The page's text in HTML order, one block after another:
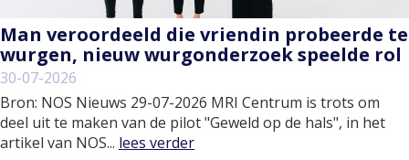
Man veroordeeld die vriendin probeerde te
wurgen, nieuw wurgonderzoek speelde rol
30-07-2026
Bron: NOS Nieuws 29-07-2026 MRI Centrum is trots om
deel uit te maken van de pilot "Geweld op de hals", in het
artikel van NOS... lees verder